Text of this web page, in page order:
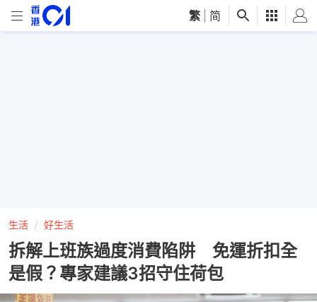
繁 简
生活 好生活
拆解上班族過度消費陷阱 免運折扣全
是假？專家建議3招守住荷包